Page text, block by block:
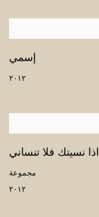
إسمي
٢٠١٢
اذا نسيتك فلا تنساني
مجموعة
٢٠١٢